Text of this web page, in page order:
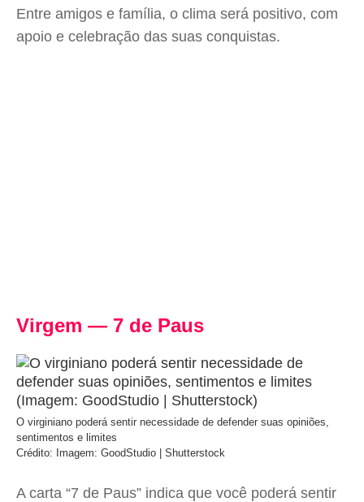
Entre amigos e família, o clima será positivo, com
apoio e celebração das suas conquistas.
Virgem — 7 de Paus
O virginiano poderá sentir necessidade de defender suas opiniões,
sentimentos e limites
Crédito: Imagem: GoodStudio | Shutterstock
A carta “7 de Paus” indica que você poderá sentir